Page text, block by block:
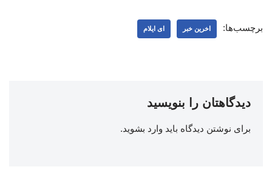
برچسب‌ها: اخرین خبر ای ایلام
دیدگاهتان را بنویسید
برای نوشتن دیدگاه باید وارد بشوید.